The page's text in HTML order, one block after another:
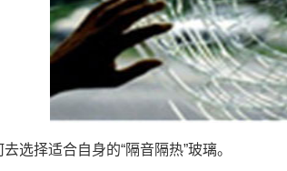
择适合自身的“隔音隔热”玻璃。